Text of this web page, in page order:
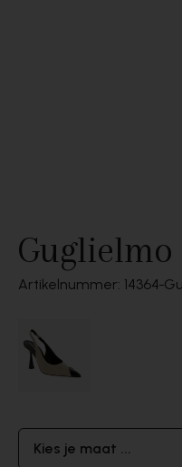
Guglielmo
Artikelnummer: 14364
Kies je maat ...